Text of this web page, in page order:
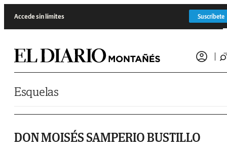
Accede sin límites Suscríbete
Esquelas
DON MOISÉS SAMPERIO BUSTILLO